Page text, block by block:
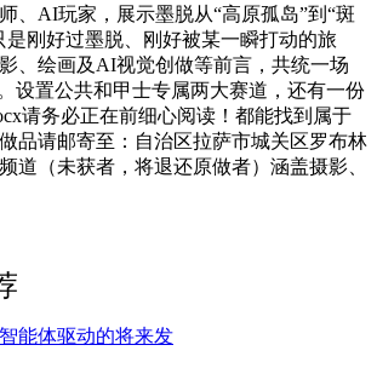
、AI玩家，展示墨脱从“高原孤岛”到“斑
是刚好过墨脱、刚好被某一瞬打动的旅
、绘画及AI视觉创做等前言，共统一场
设置公共和甲士专属两大赛道，还有一份
请务必正在前细心阅读！都能找到属于
品请邮寄至：自治区拉萨市城关区罗布林
道（未获者，将退还原做者）涵盖摄影、
能体驱动的将来发